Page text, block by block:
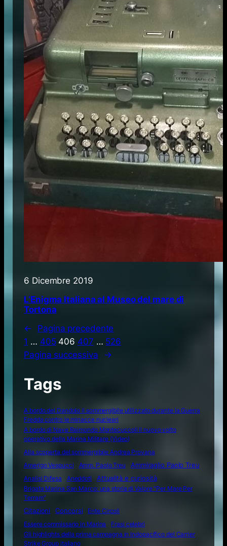
6 Dicembre 2019
L’Enigma Italiana al Museo del mare di
Tortona
←
Pagina precedente
1 … 405 406 407 … 526
Pagina successiva
→
Tags
A bordo del Dandolo il sommergibile utilizzato durante la Guerra
Fredda contro le minacce nucleari
A bordo di Nave Raimondo Montecuccoli il nuovo volto
operativo della Marina Militare (Video)
Alla scoperta del sommergibile Andrea Provana
Amerigo Vespucci
Amm. Paolo Treu
Ammiraglio Paolo Treu
Analisi Difesa
Aneddoti Attualità e curiosità
Brigata Marina San Marco: una storia di Valore "Per Mare Per
Terram"
Citazioni
Concorsi
Ente Circoli
Essere commissario in Marina
Frasi celebri
Gli highlights della prima campagna in Indopacifico del Carrier
Strike Group italiano